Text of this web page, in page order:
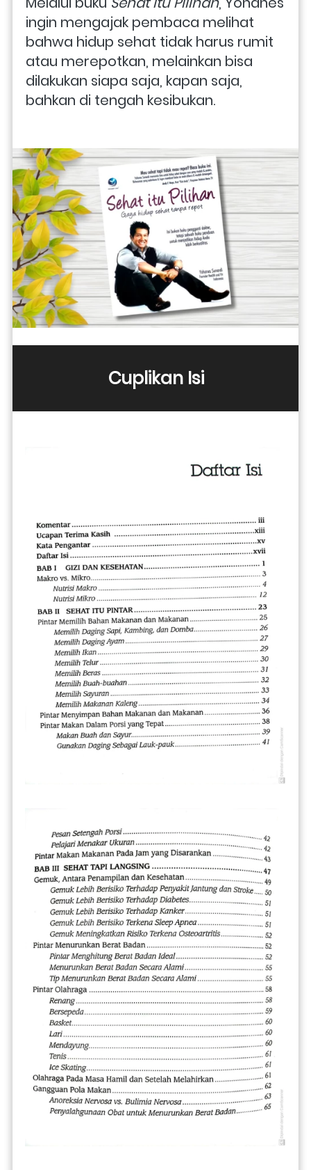
ingin mengajak pembaca melihat
bahwa hidup sehat tidak harus rumit
atau merepotkan, melainkan bisa
dilakukan siapa saja, kapan saja,
bahkan di tengah kesibukan.
Cuplikan Isi